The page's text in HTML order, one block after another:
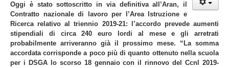
Oggi è stato sottoscritto in via definitiva all’Aran, il
Contratto nazionale di lavoro per l’Area Istruzione e
Ricerca relativo al triennio 2019-21: l’accordo prevede aumenti
stipendiali di circa 240 euro lordi al mese e gli arretrati
probabilmente arriveranno già il prossimo mese.
“La somma
accordata corrisponde a poco più di quanto ottenuto nella scuola
per i DSGA lo scorso 18 gennaio con il rinnovo del Ccnl 2019-